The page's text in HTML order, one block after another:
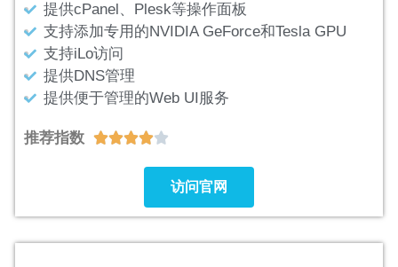
提供cPanel、Plesk等操作面板
支持添加专用的NVIDIA GeForce和Tesla GPU
支持iLo访问
提供DNS管理
提供便于管理的Web UI服务
推荐指数 
访问官网